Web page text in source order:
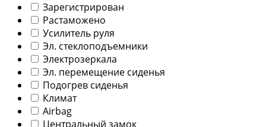
Зарегистрирован
Растаможено
Усилитель руля
Эл. стеклоподъемники
Электрозеркала
Эл. перемещение сиденья
Подогрев сиденья
Климат
Airbag
Центральный замок